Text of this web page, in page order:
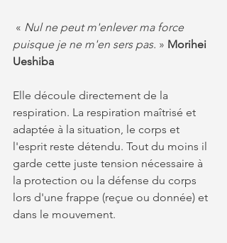
« Nul ne peut m'enlever ma force
puisque je ne m'en sers pas. » Morihei
Ueshiba
Elle découle directement de la
respiration. La respiration maîtrisé et
adaptée à la situation, le corps et
l'esprit reste détendu. Tout du moins il
garde cette juste tension nécessaire à
la protection ou la défense du corps
lors d'une frappe (reçue ou donnée) et
dans le mouvement.